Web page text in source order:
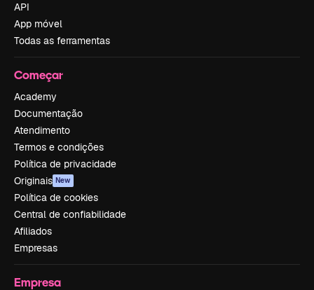
API
App móvel
Todas as ferramentas
Começar
Academy
Documentação
Atendimento
Termos e condições
Política de privacidade
Originais New
Política de cookies
Central de confiabilidade
Afiliados
Empresas
Empresa